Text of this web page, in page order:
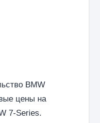
BMW
цены на
7-Series.